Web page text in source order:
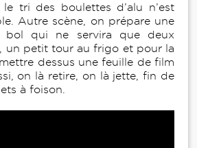
le tri des boulettes d’alu n’est
Autre scène, on prépare une
bol qui ne servira que deux
un petit tour au frigo et pour la
dessus une feuille de film
on là retire, on là jette, fin de
à foison.